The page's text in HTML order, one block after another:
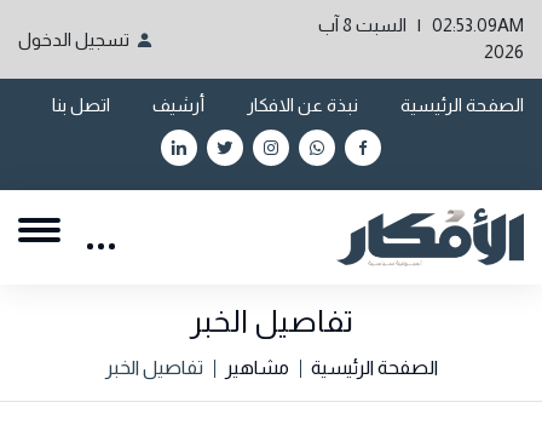
02:53.09AM | السبت 8 آب
2026
تسجيل الدخول
الصفحة الرئيسية نبذة عن الافكار أرشيف اتصل بنا
تفاصيل الخبر
الصفحة الرئيسية مشاهير تفاصيل الخبر